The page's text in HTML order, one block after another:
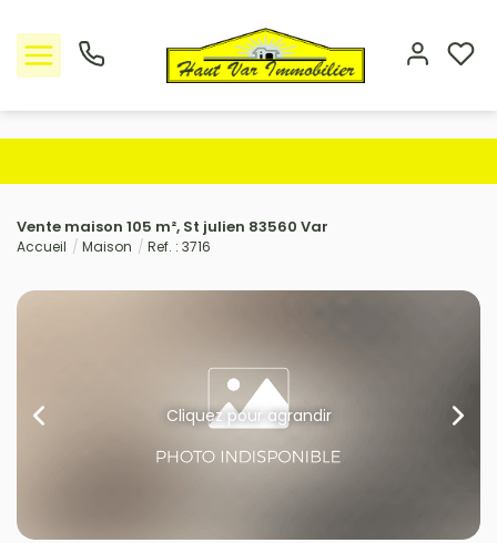
Nos offres
L'Agence
Rejoindre le groupement
Estimation
Avis clients
Vente maison 105 m², St julien 83560 Var
Accueil Maison Ref. : 3716
Cliquez pour agrandir